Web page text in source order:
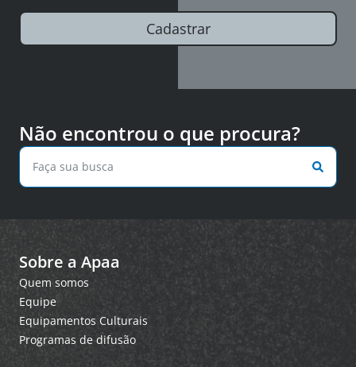
Cadastrar
Não encontrou o que procura?
Sobre a Apaa
Quem somos
Equipe
Equipamentos Culturais
Programas de difusão